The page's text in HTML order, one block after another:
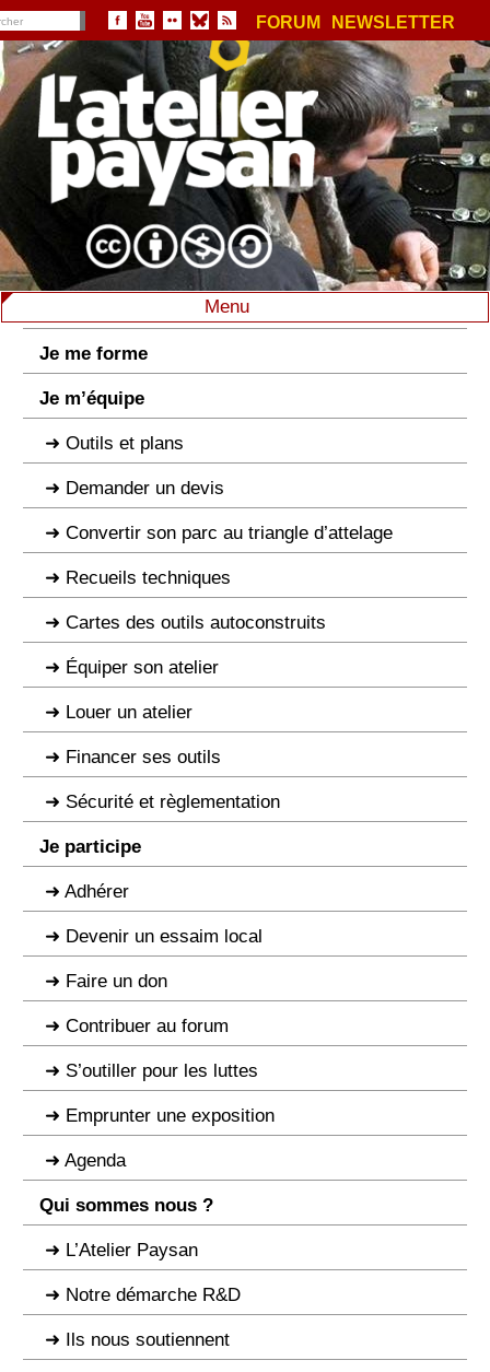
FORUM NEWSLETTER
Menu
Je me forme
Je m’équipe
Outils et plans
Demander un devis
Convertir son parc au triangle d’attelage
Recueils techniques
Cartes des outils autoconstruits
Équiper son atelier
Louer un atelier
Financer ses outils
Sécurité et règlementation
Je participe
Adhérer
Devenir un essaim local
Faire un don
Contribuer au forum
S’outiller pour les luttes
Emprunter une exposition
Agenda
Qui sommes nous ?
L’Atelier Paysan
Notre démarche R&D
Ils nous soutiennent